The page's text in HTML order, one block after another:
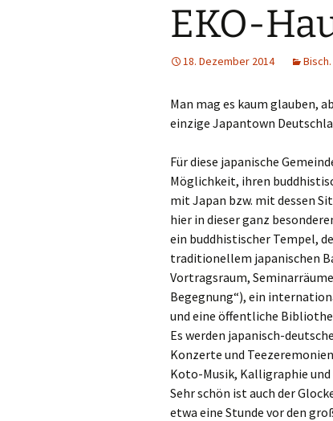
EKO-
18. Dezember 2014
Man mag es kaum glauben,
einzige Japantown
Für diese japanische
Möglichkeit, ihren
mit Japan bzw. mit dessen
hier in dieser ganz
ein buddhistischer Tempel,
traditionellem japanischen
Vortragsraum,
Begegnung“), ein
und eine öffentliche
Es werden japanisch-
Konzerte und
Koto-Musik, Kalligraphie
Sehr schön ist auch der
etwa eine Stunde vor den